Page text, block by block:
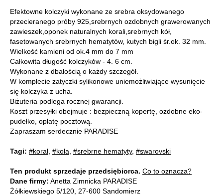
Efektowne kolczyki wykonane ze srebra oksydowanego
przecieranego próby 925,srebrnych ozdobnych grawerowanych
zawieszek,oponek naturalnych korali,srebrnych kół,
fasetowanych srebrnych hematytów, kutych bigli śr.ok. 32 mm.
Wielkość kamieni od ok.4 mm do 7 mm
Całkowita długość kolczyków - 4. 6 cm.
Wykonane z dbałością o każdy szczegół.
W komplecie zatyczki sylikonowe uniemożliwiające wysunięcie
się kolczyka z ucha.
Biżuteria podlega rocznej gwarancji.
Koszt przesyłki obejmuje : bezpieczną kopertę, ozdobne eko-
pudełko, opłatę pocztową.
Zapraszam serdecznie PARADISE
Tagi: #koral #koła #srebrne hematyty, #swarovski
Ten produkt sprzedaje przedsiębiorca. Co to oznacza?
Dane firmy: Anetta Zimnicka PARADISE
Żółkiewskiego 5/120, 27-600 Sandomierz